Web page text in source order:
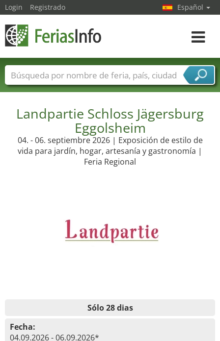
Landpartie Schloss Jägersburg
Eggolsheim
04. - 06. septiembre 2026 | Exposición de estilo de
vida para jardín, hogar, artesanía y gastronomía |
Feria Regional
Sólo 28 dias
Fecha:
04.09.2026 - 06.09.2026*
Login Registrado Español
toggle
Nombres de ferias Países
Ciudades
Sectores de proveedor de servicios